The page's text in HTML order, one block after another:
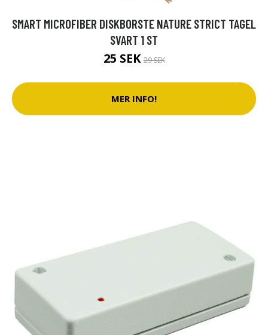
SMART MICROFIBER DISKBORSTE NATURE STRICT TAGEL
SVART 1 ST
25 SEK29 SEK
MER INFO!